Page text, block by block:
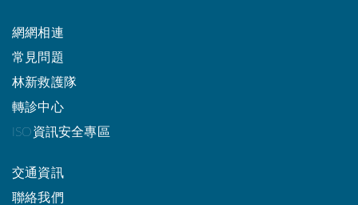
網網相連
常見問題
林新救護隊
轉診中心
ISO資訊安全專區
交通資訊
聯絡我們